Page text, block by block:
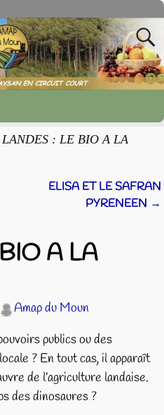
LANDES : LE BIO A LA
ELISA ET LE SAFRAN
PYRENEEN →
A LA
Amap du Moun
publics ou des
? En tout cas, il apparaît
de l’agriculture landaise.
des dinosaures ?